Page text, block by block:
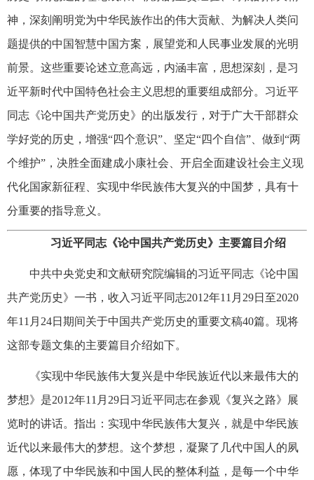
神，深刻阐明党为中华民族作出的伟大贡献、为解决人类问
题提供的中国智慧中国方案，展望党和人民事业发展的光明
前景。这些重要论述立意高远，内涵丰富，思想深刻，是习
近平新时代中国特色社会主义思想的重要组成部分。习近平
同志《论中国共产党历史》的出版发行，对于广大干部群众
学好党的历史，增强“四个意识”、坚定“四个自信”、做到“两
个维护”，决胜全面建成小康社会、开启全面建设社会主义现
代化国家新征程、实现中华民族伟大复兴的中国梦，具有十
分重要的指导意义。
习近平同志《论中国共产党历史》主要篇目介绍
中共中央党史和文献研究院编辑的习近平同志《论中国
共产党历史》一书，收入习近平同志2012年11月29日至2020
年11月24日期间关于中国共产党历史的重要文稿40篇。现将
这部专题文集的主要篇目介绍如下。
《实现中华民族伟大复兴是中华民族近代以来最伟大的
梦想》是2012年11月29日习近平同志在参观《复兴之路》展
览时的讲话。指出：实现中华民族伟大复兴，就是中华民族
近代以来最伟大的梦想。这个梦想，凝聚了几代中国人的夙
愿，体现了中华民族和中国人民的整体利益，是每一个中华